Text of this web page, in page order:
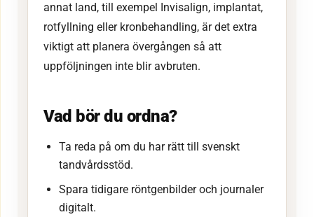
annat land, till exempel Invisalign, implantat,
rotfyllning eller kronbehandling, är det extra
viktigt att planera övergången så att
uppföljningen inte blir avbruten.
Vad bör du ordna?
Ta reda på om du har rätt till svenskt
tandvårdsstöd.
Spara tidigare röntgenbilder och journaler
digitalt.